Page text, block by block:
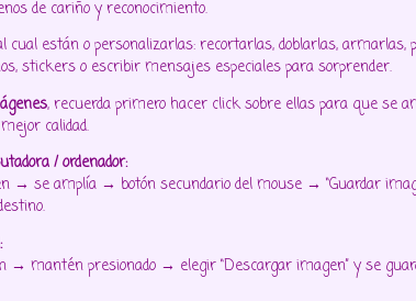
de cariño y reconocimiento.
cual están o personalizarlas: recortarlas, doblarlas, armarlas,
stickers o escribir mensajes especiales para sorprender.
, recuerda primero hacer click sobre ellas para que se
calidad.
/ ordenador:
→ se amplía → botón secundario del mouse → “Guardar
→ mantén presionado → elegir “Descargar imagen” y se